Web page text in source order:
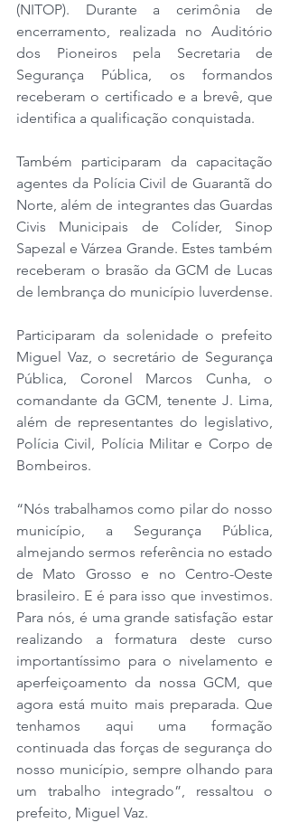
(NITOP). Durante a cerimônia de
encerramento, realizada no Auditório
dos Pioneiros pela Secretaria de
Segurança Pública, os formandos
receberam o certificado e a brevê, que
identifica a qualificação conquistada.
Também participaram da capacitação
agentes da Polícia Civil de Guarantã do
Norte, além de integrantes das Guardas
Civis Municipais de Colíder, Sinop
Sapezal e Várzea Grande. Estes também
receberam o brasão da GCM de Lucas
de lembrança do município luverdense.
Participaram da solenidade o prefeito
Miguel Vaz, o secretário de Segurança
Pública, Coronel Marcos Cunha, o
comandante da GCM, tenente J. Lima,
além de representantes do legislativo,
Polícia Civil, Polícia Militar e Corpo de
Bombeiros.
“Nós trabalhamos como pilar do nosso
município, a Segurança Pública,
almejando sermos referência no estado
de Mato Grosso e no Centro-Oeste
brasileiro. E é para isso que investimos.
Para nós, é uma grande satisfação estar
realizando a formatura deste curso
importantíssimo para o nivelamento e
aperfeiçoamento da nossa GCM, que
agora está muito mais preparada. Que
tenhamos aqui uma formação
continuada das forças de segurança do
nosso município, sempre olhando para
um trabalho integrado”, ressaltou o
prefeito, Miguel Vaz.